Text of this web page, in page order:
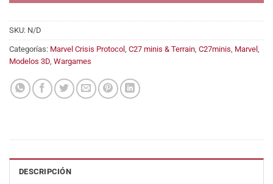
SKU: N/D
Categorías: Marvel Crisis Protocol , C27 minis & Terrain, C27minis, Marvel ,
Modelos 3D, Wargames
DESCRIPCIÓN